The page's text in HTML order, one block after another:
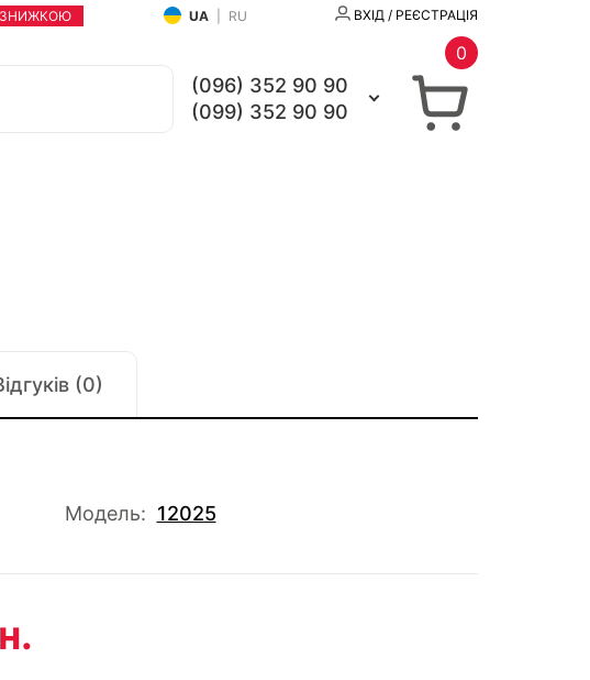
ЗНИЖКОЮ UA RU ВХІД / РЕЄСТРАЦІЯ
(096) 352 90 90
(099) 352 90 90
0
(0)
Модель: 12025